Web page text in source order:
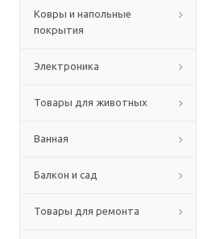
Ковры и напольные
покрытия
Электроника
Товары для животных
Ванная
Балкон и сад
Товары для ремонта